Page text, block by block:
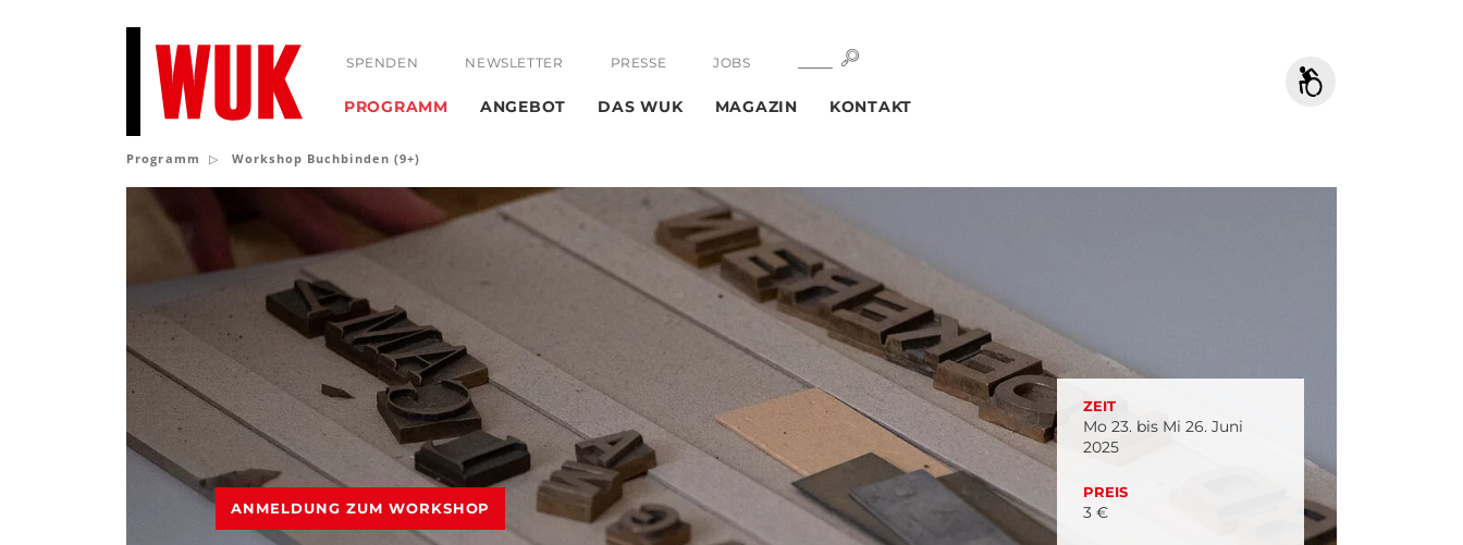
SPENDEN NEWSLETTER PRESSE JOBS SUCHE
PROGRAMM ANGEBOT DAS WUK MAGAZIN KONTAKT
Programm Workshop Buchbinden (9+)
ANMELDUNG ZUM WORKSHOP
ZEIT
Mo 23. bis Mi 26. Juni
2025
PREIS
3 €